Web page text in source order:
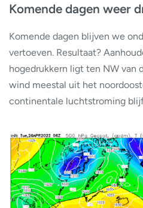
Komende dagen weer
Komende dagen blijven we
vertoeven. Resultaat?
hogedrukkern ligt ten NW van
wind meestal uit het
continentale luchtstroming